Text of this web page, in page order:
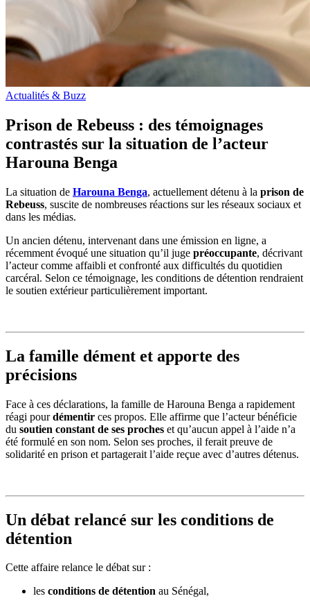
Actualités & Buzz
Prison de Rebeuss : des témoignages
contrastés sur la situation de l’acteur
Harouna Benga
La situation de Harouna Benga, actuellement détenu à la prison de
Rebeuss, suscite de nombreuses réactions sur les réseaux sociaux et
dans les médias.
Un ancien détenu, intervenant dans une émission en ligne, a
récemment évoqué une situation qu’il juge préoccupante, décrivant
l’acteur comme affaibli et confronté aux difficultés du quotidien
carcéral. Selon ce témoignage, les conditions de détention rendraient
le soutien extérieur particulièrement important.
La famille dément et apporte des
précisions
Face à ces déclarations, la famille de Harouna Benga a rapidement
réagi pourdémentir ces propos. Elle affirme que l’acteur bénéficie
du soutien constant de ses proches et qu’aucun appel à l’aide n’a
été formulé en son nom. Selon ses proches, il ferait preuve de
solidarité en prison et partagerait l’aide reçue avec d’autres détenus.
Un débat relancé sur les conditions de
détention
Cette affaire relance le débat sur :
les conditions de détention au Sénégal,